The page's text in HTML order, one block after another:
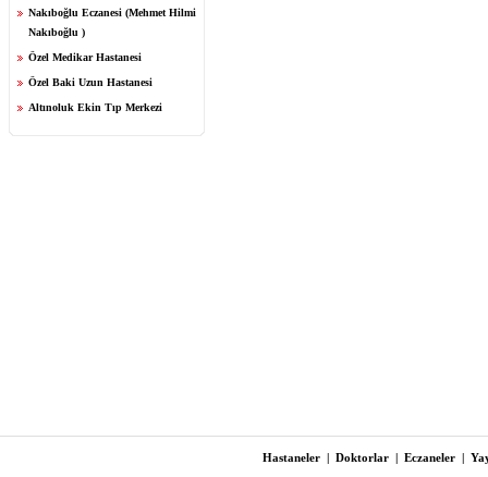
Nakıboğlu Eczanesi (Mehmet Hilmi
Nakıboğlu )
Özel Medikar Hastanesi
Özel Baki Uzun Hastanesi
Altınoluk Ekin Tıp Merkezi
Hastaneler | Doktorlar | Eczaneler |